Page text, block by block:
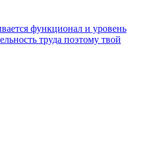
функционал и уровень
труда поэтому твой